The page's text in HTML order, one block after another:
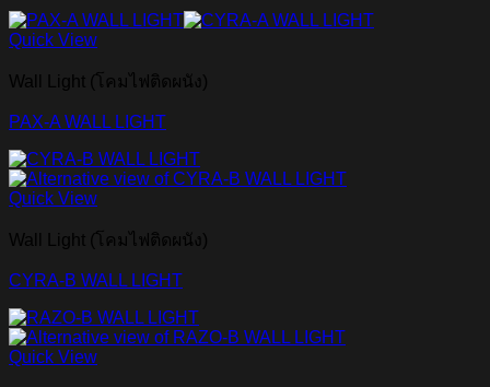
Quick View
Wall Light (โคมไฟติดผนัง)
PAX-A WALL LIGHT
Quick View
Wall Light (โคมไฟติดผนัง)
CYRA-B WALL LIGHT
Quick View